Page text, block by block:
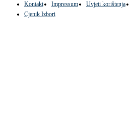
Kontakt Impressum Uvjeti korištenja
Cjenik Izbori